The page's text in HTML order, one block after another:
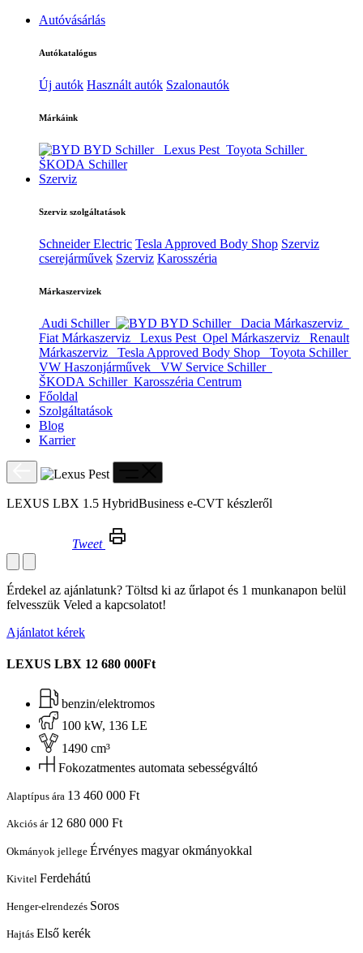
Autóvásárlás
Autókatalógus
Új autók Használt autók Szalonautók
Márkáink
BYD Schiller Lexus Pest Toyota Schiller
ŠKODA Schiller
Szerviz
Szerviz szolgáltatások
Schneider Electric Tesla Approved Body Shop Szerviz
cserejárművek Szerviz Karosszéria
Márkaszervizek
Audi Schiller BYD Schiller
Dacia Márkaszerviz
Fiat Márkaszerviz
Lexus Pest Opel Márkaszerviz
Renault
Márkaszerviz
Tesla Approved Body Shop
Toyota Schiller
VW Haszonjárművek
VW Service Schiller
ŠKODA Schiller Karosszéria Centrum
Főoldal
Szolgáltatások
Blog
Karrier
LEXUS LBX 1.5 HybridBusiness e-CVT készleről
Tweet
Érdekel az ajánlatunk? Töltsd ki az űrlapot és 1 munkanapon belül
felvesszük Veled a kapcsolatot!
Ajánlatot kérek
LEXUS LBX 12 680 000Ft
benzin/elektromos
100 kW, 136 LE
1490 cm³
Fokozatmentes automata sebességváltó
Alaptípus ára 13 460 000 Ft
Akciós ár 12 680 000 Ft
Okmányok jellege Érvényes magyar okmányokkal
Kivitel Ferdehátú
Henger-elrendezés Soros
Hajtás Első kerék